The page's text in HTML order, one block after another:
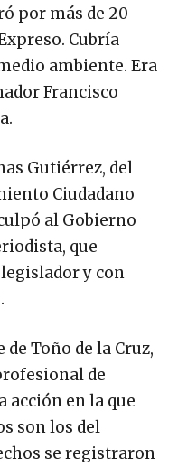
por más de 20
Cubría
ambiente. Era
Francisco
Gutiérrez, del
Ciudadano
al Gobierno
que
y con
Toño de la Cruz,
de
acción en la que
son los del
se registraron